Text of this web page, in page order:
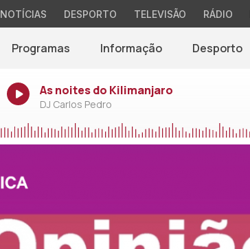
NOTÍCIAS DESPORTO TELEVISÃO RÁDIO
Programas Informação Desporto
As noites do Kilimanjaro
DJ Carlos Pedro